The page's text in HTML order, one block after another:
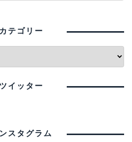
カテゴリー
ツイッター
スタグラム